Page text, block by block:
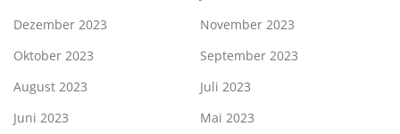
Dezember 2023
November 2023
Oktober 2023
September 2023
August 2023
Juli 2023
Juni 2023
Mai 2023